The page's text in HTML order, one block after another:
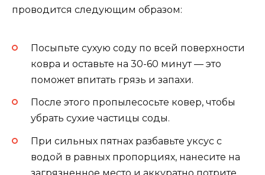
проводится следующим образом:
Посыпьте сухую соду по всей поверхности
ковра и оставьте на 30-60 минут — это
поможет впитать грязь и запахи.
После этого пропылесосьте ковер, чтобы
убрать сухие частицы соды.
При сильных пятнах разбавьте уксус с
водой в равных пропорциях, нанесите на
загрязненное место и аккуратно потрите